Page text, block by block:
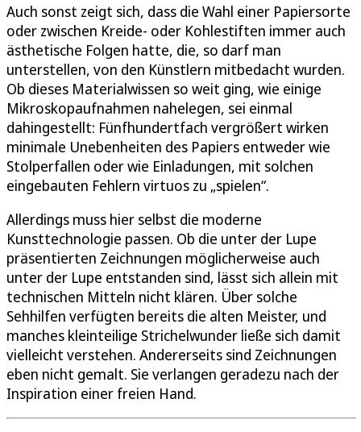
Auch sonst zeigt sich, dass die Wahl einer Papiersorte
oder zwischen Kreide- oder Kohlestiften immer auch
ästhetische Folgen hatte, die, so darf man
unterstellen, von den Künstlern mitbedacht wurden.
Ob dieses Materialwissen so weit ging, wie einige
Mikroskopaufnahmen nahelegen, sei einmal
dahingestellt: Fünfhundertfach vergrößert wirken
minimale Unebenheiten des Papiers entweder wie
Stolperfallen oder wie Einladungen, mit solchen
eingebauten Fehlern virtuos zu „spielen“.
Allerdings muss hier selbst die moderne
Kunsttechnologie passen. Ob die unter der Lupe
präsentierten Zeichnungen möglicherweise auch
unter der Lupe entstanden sind, lässt sich allein mit
technischen Mitteln nicht klären. Über solche
Sehhilfen verfügten bereits die alten Meister, und
manches kleinteilige Strichelwunder ließe sich damit
vielleicht verstehen. Andererseits sind Zeichnungen
eben nicht gemalt. Sie verlangen geradezu nach der
Inspiration einer freien Hand.